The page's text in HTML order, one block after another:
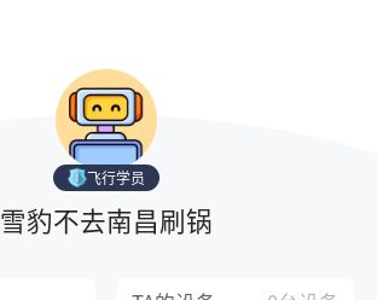
飞行学员
雪豹不去南昌刷锅